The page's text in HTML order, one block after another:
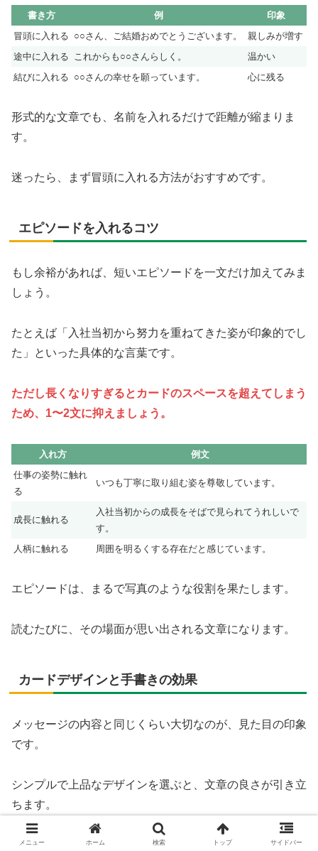
書き方 例
印象
冒頭に入れる ○○さん、ご結婚おめでとうございます。
親しみが増す
途中に入れる
これからも○○さんらしく。
温かい
結びに入れる ○○さんの幸せを願っています。 心に残る
形式的な文章でも、名前を入れるだけで距離が縮まりま
す。
迷ったら、まず冒頭に入れる方法がおすすめです。
エピソードを入れるコツ
もし余裕があれば、短いエピソードを一文だけ加えてみま
しょう。
たとえば「入社当初から努力を重ねてきた姿が印象的でし
た」といった具体的な言葉です。
ただし長くなりすぎるとカードのスペースを超えてしまう
ため、1〜2文に抑えましょう。
入れ方
例文
仕事の姿勢に触れ
る
いつも丁寧に取り組む姿を尊敬しています。
成長に触れる
入社当初からの成長をそばで見られてうれしいで
す。
人柄に触れる
周囲を明るくする存在だと感じています。
エピソードは、まるで写真のような役割を果たします。
読むたびに、その場面が思い出される文章になります。
カードデザインと手書きの効果
メッセージの内容と同じくらい大切なのが、見た目の印象
です。
シンプルで上品なデザインを選ぶと、文章の良さが引き立
ちます。
手書きの文字は、それだけで気持ちを伝える力がありま
メニュー ホーム 検索 トップ サイドバー